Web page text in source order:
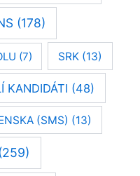
(178)
(7) SRK (13)
KANDIDÁTI (48)
(SMS) (13)